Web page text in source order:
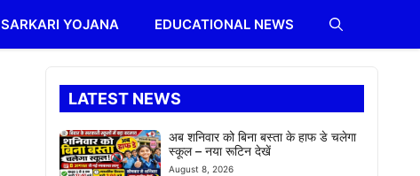
SARKARI YOJANA EDUCATIONAL NEWS
LATEST NEWS
अब शनिवार को बिना बस्ता के हाफ डे चलेगा
स्कूल – नया रूटिन देखें
August 8, 2026